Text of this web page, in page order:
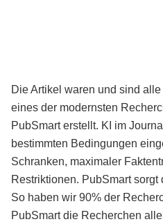
Die Artikel waren und sind
eines der modernsten
PubSmart erstellt. KI im
bestimmten Bedingungen
Schranken, maximaler
Restriktionen. PubSmart sorgt
So haben wir 90% der
PubSmart die Recherchen